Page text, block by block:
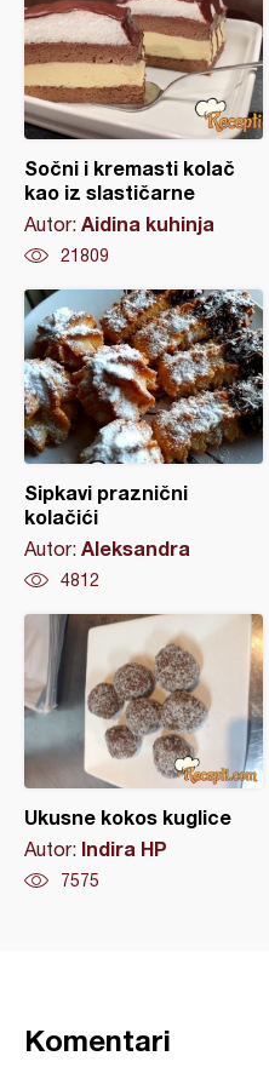
Sočni i kremasti kolač
kao iz slastičarne
Autor: Aidina kuhinja
21809
Sipkavi praznični
kolačići
Autor: Aleksandra
4812
Ukusne kokos kuglice
Autor: Indira HP
7575
Komentari